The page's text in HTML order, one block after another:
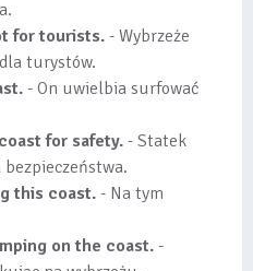
for tourists. - Wybrzeże
turystów.
- On uwielbia surfować
for safety.- Statek
bezpieczeństwa.
this coast. - Na tym
on the coast. -